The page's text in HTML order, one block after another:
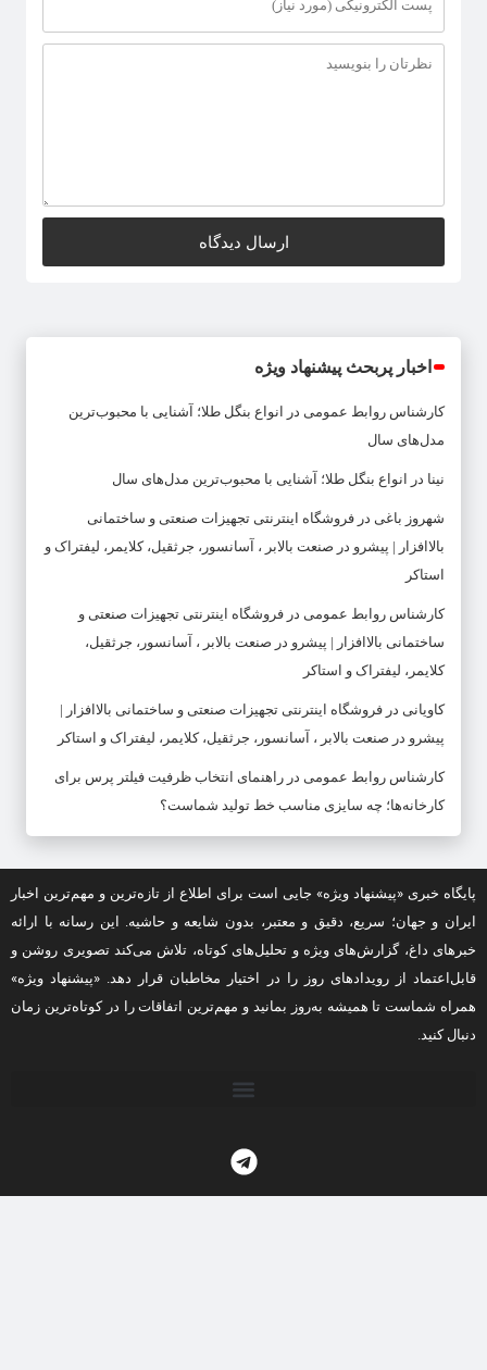
اخبار پربحث پیشنهاد ویژه
کارشناس روابط عمومی در
انواع بنگل طلا؛ آشنایی با محبوب‌ترین
مدل‌های سال
نینا در انواع بنگل طلا؛ آشنایی با محبوب‌ترین مدل‌های سال
شهروز باغی در فروشگاه اینترنتی تجهیزات صنعتی و ساختمانی
بالاافزار | پیشرو در صنعت بالابر ، آسانسور، جرثقیل، کلایمر، لیفتراک و
استاکر
کارشناس روابط عمومی در فروشگاه اینترنتی تجهیزات صنعتی و
ساختمانی بالاافزار | پیشرو در صنعت بالابر ، آسانسور، جرثقیل،
کلایمر، لیفتراک و استاکر
کاویانی در فروشگاه اینترنتی تجهیزات صنعتی و ساختمانی بالاافزار |
پیشرو در صنعت بالابر ، آسانسور، جرثقیل، کلایمر، لیفتراک و استاکر
کارشناس روابط عمومی در راهنمای انتخاب ظرفیت فیلتر پرس برای
کارخانه‌ها؛ چه سایزی مناسب خط تولید شماست؟
پایگاه خبری «پیشنهاد ویژه» جایی است برای اطلاع از تازه‌ترین و مهم‌ترین اخبار
ایران و جهان؛ سریع، دقیق و معتبر، بدون شایعه و حاشیه. این رسانه با ارائه
خبرهای داغ، گزارش‌های ویژه و تحلیل‌های کوتاه، تلاش می‌کند تصویری روشن و
قابل‌اعتماد از رویدادهای روز را در اختیار مخاطبان قرار دهد. «پیشنهاد ویژه»
همراه شماست تا همیشه به‌روز بمانید و مهم‌ترین اتفاقات را در کوتاه‌ترین زمان
دنبال کنید.